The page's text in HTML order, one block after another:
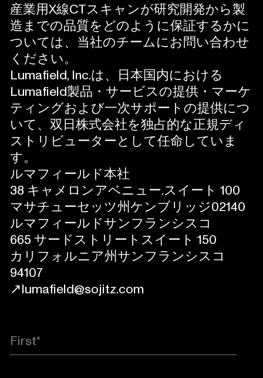
産業用X線CTスキャンが研究開発から製
造までの品質をどのように保証するかに
ついては、当社のチームにお問い合わせ
ください。
Lumafield, Inc.は、日本国内における
Lumafield製品・サービスの提供・マーケ
ティングおよび一次サポートの提供につ
いて、双日株式会社を独占的な正規ディ
ストリビューターとして任命していま
す。
ルマフィールド本社
38 キャメロンアベニュー.スイート 100
マサチューセッツ州ケンブリッジ02140
ルマフィールドサンフランシスコ
665 サードストリートスイート 150 ‍
カリフォルニア州サンフランシスコ
94107
lumafield@sojitz.com